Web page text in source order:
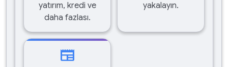
yatırım, kredi ve
daha fazlası.
yakalayın.
newspaper